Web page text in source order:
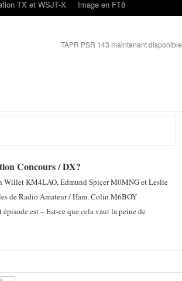
TX et WSJT-X Image en FT8
TAPR PSR 143 maintenant disponible
Concours / DX?
Willet KM4LAO, Edmund Spicer M0MNG et Leslie
de Radio Amateur / Ham. Colin M6BOY
est – Est-ce que cela vaut la peine de